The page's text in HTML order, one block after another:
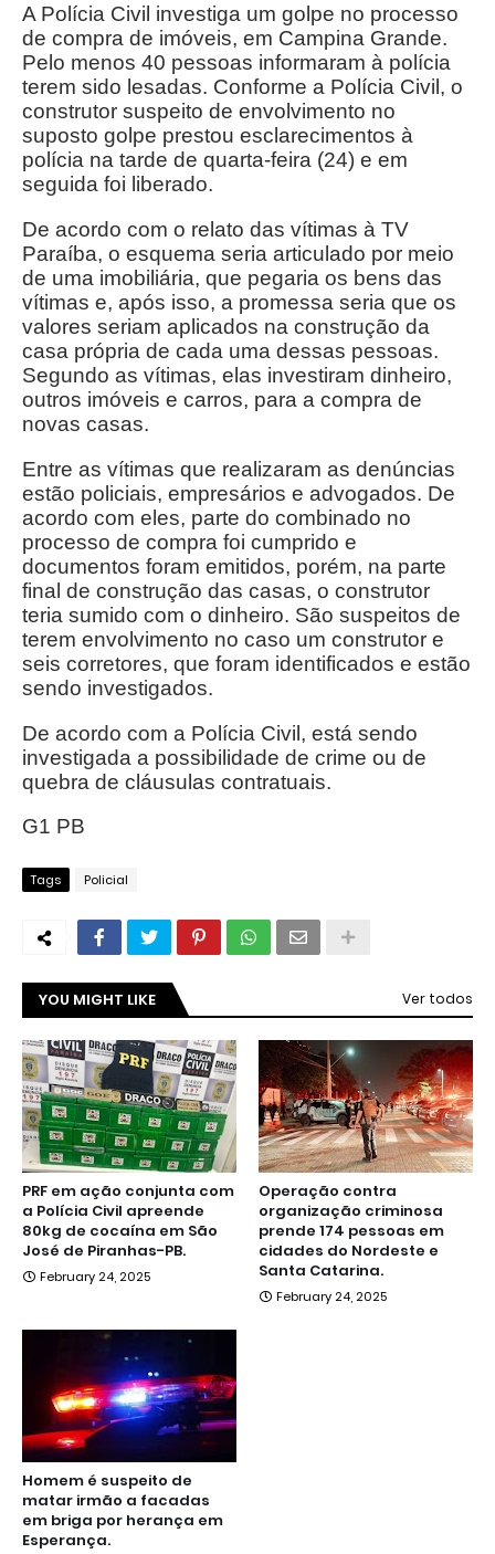
A Polícia Civil investiga um golpe no processo
de compra de imóveis, em Campina Grande.
Pelo menos 40 pessoas informaram à polícia
terem sido lesadas. Conforme a Polícia Civil, o
construtor suspeito de envolvimento no
suposto golpe prestou esclarecimentos à
polícia na tarde de quarta-feira (24) e em
seguida foi liberado.
De acordo com o relato das vítimas à TV
Paraíba, o esquema seria articulado por meio
de uma imobiliária, que pegaria os bens das
vítimas e, após isso, a promessa seria que os
valores seriam aplicados na construção da
casa própria de cada uma dessas pessoas.
Segundo as vítimas, elas investiram dinheiro,
outros imóveis e carros, para a compra de
novas casas.
Entre as vítimas que realizaram as denúncias
estão policiais, empresários e advogados. De
acordo com eles, parte do combinado no
processo de compra foi cumprido e
documentos foram emitidos, porém, na parte
final de construção das casas, o construtor
teria sumido com o dinheiro. São suspeitos de
terem envolvimento no caso um construtor e
seis corretores, que foram identificados e estão
sendo investigados.
De acordo com a Polícia Civil, está sendo
investigada a possibilidade de crime ou de
quebra de cláusulas contratuais.
G1 PB
Tags Policial
YOU MIGHT LIKE Ver todos
PRF em ação conjunta com
a Polícia Civil apreende
80kg de cocaína em São
José de Piranhas-PB.
February 24, 2025
Operação contra
organização criminosa
prende 174 pessoas em
cidades do Nordeste e
Santa Catarina.
February 24, 2025
Homem é suspeito de
matar irmão a facadas
em briga por herança em
Esperança.